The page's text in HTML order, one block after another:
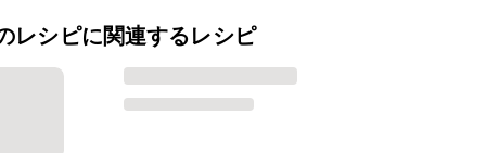
レシピに関連するレシピ